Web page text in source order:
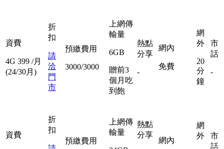
資費
4G 399 /月
(24/30月)
折
扣
請
洽
門
市
預繳費用
3000/3000
上網傳
輸量
6GB
贈前3
個月吃
到飽
熱點
分享
-
網內
免費
網
外
20
分
鐘
市
話
-
資費
折
扣
預繳費用
上網傳
輸量
熱點
分享
網內
網
外
市
話